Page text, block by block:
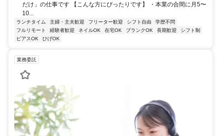
だけ」の仕事です 【こんな方にぴったりです】 ・本業の合間に月5〜
10...
ランチタイム 主婦・主夫歓迎 フリーター歓迎 シフト自由
学歴不問
フルリモート
経験者歓迎 ネイルOK 在宅OK ブランクOK 長期歓迎
シフト制
ピアスOK
ひげOK
業務委託